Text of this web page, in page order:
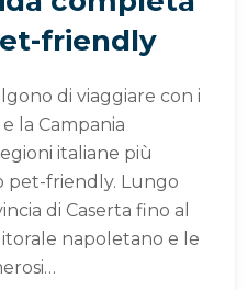
friendly
di viaggiare con i
la Campania
italiane più
pet-friendly. Lungo
di Caserta fino al
napoletano e le